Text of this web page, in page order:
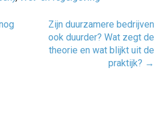
Zijn duurzamere bedrijven
ook duurder? Wat zegt de
theorie en wat blijkt uit de
praktijk? →